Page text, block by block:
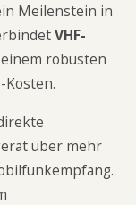
Meilenstein in
VHF-
robusten
Kosten.
über mehr